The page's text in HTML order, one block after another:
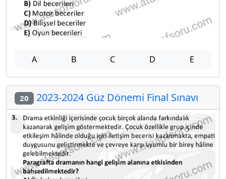
A B C D E
20 2023-2024 Güz Dönemi Final Sınavı